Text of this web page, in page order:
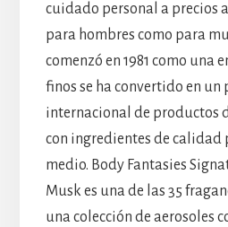
cuidado personal a precios
para hombres como para
comenzó en 1981 como una
finos se ha convertido en un
internacional de productos
con ingredientes de calidad
medio. Body Fantasies
Musk es una de las 35
una colección de aerosoles